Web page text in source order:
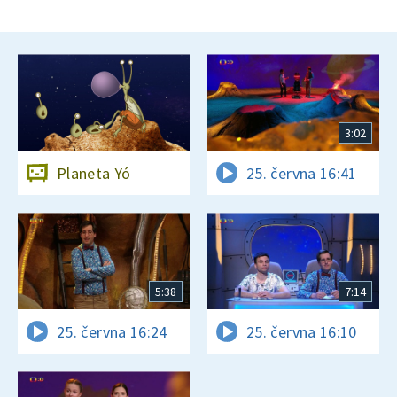
Planeta Yó
3:02
25. června 16:41
5:38
25. června 16:24
7:14
25. června 16:10